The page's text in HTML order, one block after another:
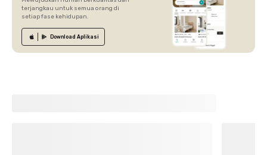
terjangkau untuk semua orang di
setiap fase kehidupan.
Download Aplikasi